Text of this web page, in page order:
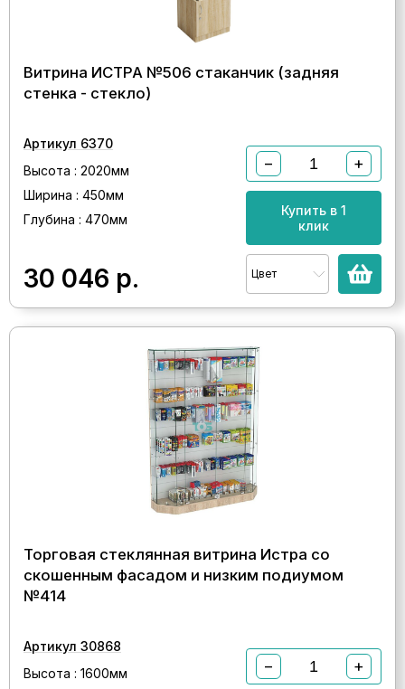
Витрина ИСТРА №506 стаканчик (задняя
стенка - стекло)
Артикул 6370
Высота : 2020мм
Ширина : 450мм
Глубина : 470мм
30 046 р.
− +
Купить в 1
клик
Цвет
Торговая стеклянная витрина Истра со
скошенным фасадом и низким подиумом
№414
Артикул 30868
Высота : 1600мм
− +